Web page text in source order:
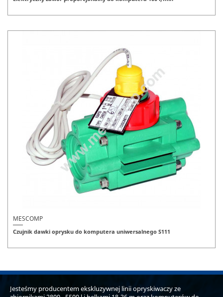
MESCOMP
Czujnik dawki oprysku do komputera uniwersalnego S111
Jesteśmy producentem ekskluzywnej linii opryskiwaczy ze